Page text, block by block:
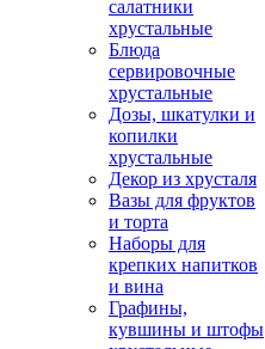
салатники
хрустальные
Блюда
сервировочные
хрустальные
Дозы, шкатулки и
копилки
хрустальные
Декор из хрусталя
Вазы для фруктов
и торта
Наборы для
крепких напитков
и вина
Графины,
кувшины и штофы